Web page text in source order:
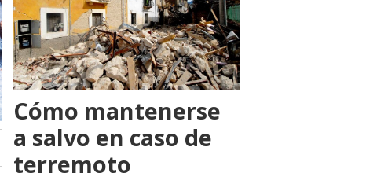
Cómo mantenerse
a salvo en caso de
terremoto